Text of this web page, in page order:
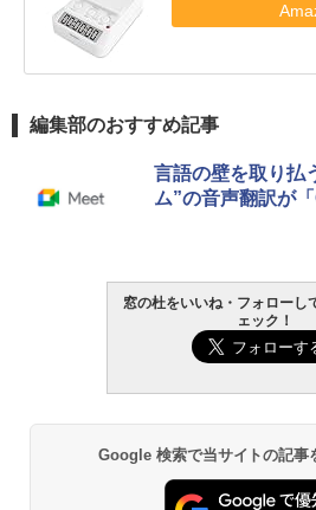
編集部のおすすめ記事
言語の壁を取り払
ム”の音声翻訳が
窓の杜をいいね・フォローし
ェック！
Google 検索で当サイトの記事